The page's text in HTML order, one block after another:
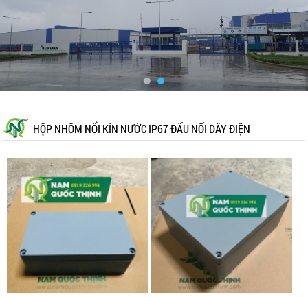
HỘP NHÔM NỔI KÍN NƯỚC IP67 ĐẤU NỐI DÂY ĐIỆN